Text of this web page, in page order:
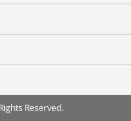
Reserved.